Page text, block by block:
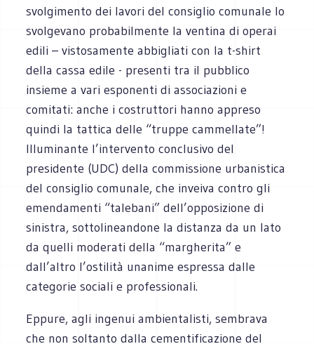
svolgimento dei lavori del consiglio comunale lo
svolgevano probabilmente la ventina di operai
edili – vistosamente abbigliati con la t-shirt
della cassa edile - presenti tra il pubblico
insieme a vari esponenti di associazioni e
comitati: anche i costruttori hanno appreso
quindi la tattica delle “truppe cammellate”!
Illuminante l’intervento conclusivo del
presidente (UDC) della commissione urbanistica
del consiglio comunale, che inveiva contro gli
emendamenti “talebani” dell’opposizione di
sinistra, sottolineandone la distanza da un lato
da quelli moderati della “margherita” e
dall’altro l’ostilità unanime espressa dalle
categorie sociali e professionali.
Eppure, agli ingenui ambientalisti, sembrava
che non soltanto dalla cementificazione del